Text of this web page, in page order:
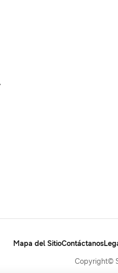
Mapa del SitioContáctanos
Copyright©